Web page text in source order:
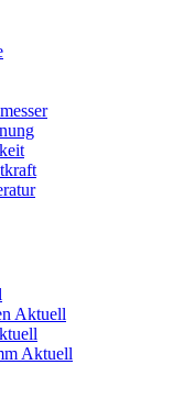
Aktuell
Aktuell